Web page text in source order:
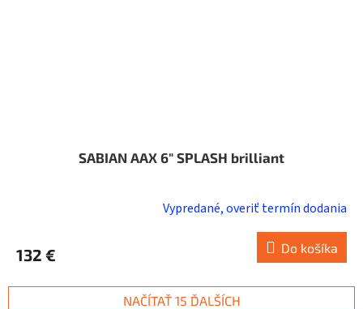
SABIAN AAX 6" SPLASH brilliant
Vypredané, overiť termín dodania
132 € Do košíka
NAČÍTAŤ 15 ĎALŠÍCH